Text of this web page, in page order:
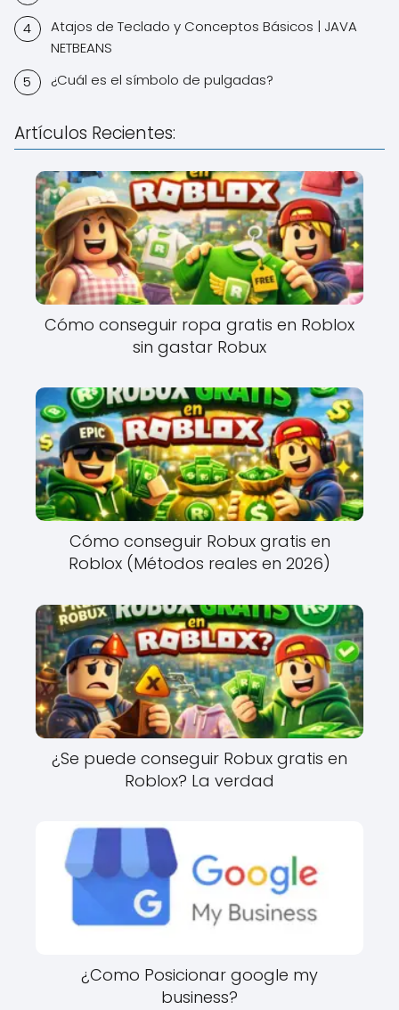
Atajos de Teclado y Conceptos Básicos | JAVA
NETBEANS
¿Cuál es el símbolo de pulgadas?
Artículos Recientes:
Cómo conseguir ropa gratis en Roblox
sin gastar Robux
Cómo conseguir Robux gratis en
Roblox (Métodos reales en 2026)
¿Se puede conseguir Robux gratis en
Roblox? La verdad
¿Como Posicionar google my
business?